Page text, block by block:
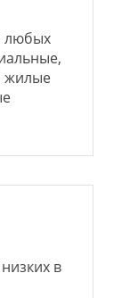
любых
жилые
в